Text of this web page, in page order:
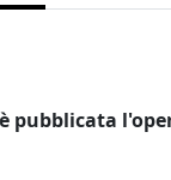
pubblicata